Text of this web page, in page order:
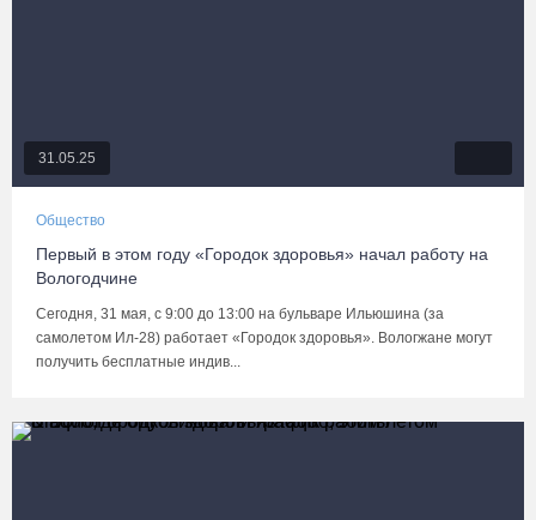
31.05.25
Общество
Первый в этом году «Городок здоровья» начал работу на
Вологодчине
Сегодня, 31 мая, с 9:00 до 13:00 на бульваре Ильюшина (за
самолетом Ил-28) работает «Городок здоровья». Вологжане могут
получить бесплатные индив...